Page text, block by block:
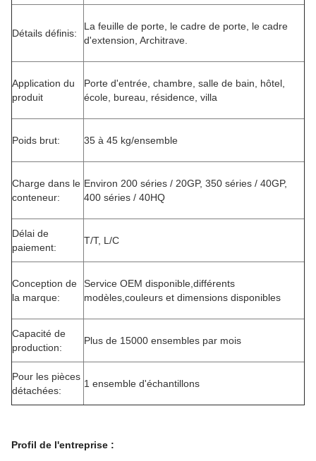
Détails définis:
La feuille de porte, le cadre de porte, le cadre
d'extension, Architrave.
Application du
produit
Porte d'entrée, chambre, salle de bain, hôtel,
école, bureau, résidence, villa
Poids brut: 35 à 45 kg/ensemble
Charge dans le
conteneur:
Environ 200 séries / 20GP, 350 séries / 40GP,
400 séries / 40HQ
Délai de
paiement:
T/T, L/C
Conception de
la marque:
Service OEM disponible,différents
modèles,couleurs et dimensions disponibles
Capacité de
production:
Plus de 15000 ensembles par mois
Pour les pièces
détachées:
1 ensemble d'échantillons
Profil de l'entreprise :